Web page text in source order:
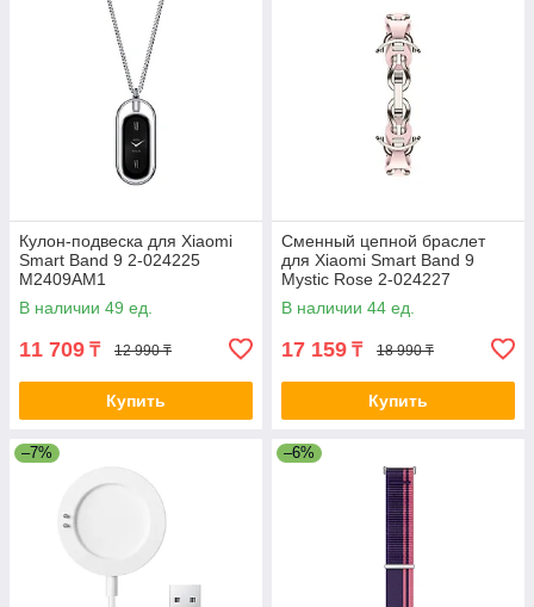
Кулон-подвеска для Xiaomi
Smart Band 9 2-024225
M2409AM1
В наличии 49 ед.
11 709 ₸ 12 990 ₸
Купить
Сменный цепной браслет
для Xiaomi Smart Band 9
Mystic Rose 2-024227
M2254AS1
В наличии 44 ед.
17 159 ₸ 18 990 ₸
Купить
–7% –6%